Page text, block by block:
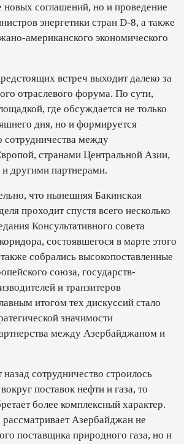
новых соглашений, но и проведение
энергетики стран D-8, а также
американского экономического
встреч выходит далеко за
отраслевого форума. По сути,
где обсуждается не только
дня, но и формируется
сотрудничества между
странами Центральной Азии,
другими партнерами.
что нынешняя Бакинская
проходит спустя всего несколько
Консультативного совета
состоявшегося в марте этого
собрались высокопоставленные
союза, государств-
и транзитеров
итогом тех дискуссий стало
значимости
между Азербайджаном и
назад сотрудничество строилось
поставок нефти и газа, то
более комплексный характер.
Азербайджан не
поставщика природного газа, но и